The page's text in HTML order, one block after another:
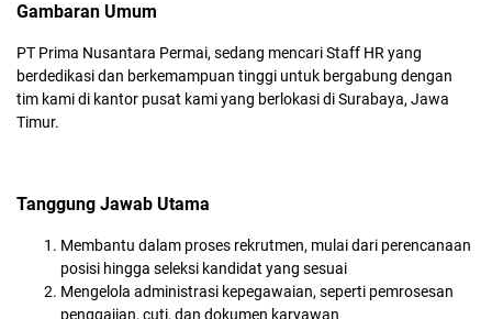
Gambaran Umum
PT Prima Nusantara Permai, sedang mencari Staff HR yang
berdedikasi dan berkemampuan tinggi untuk bergabung dengan
tim kami di kantor pusat kami yang berlokasi di Surabaya, Jawa
Timur.
Tanggung Jawab Utama
Membantu dalam proses rekrutmen, mulai dari perencanaan
posisi hingga seleksi kandidat yang sesuai
Mengelola administrasi kepegawaian, seperti pemrosesan
penggajian, cuti, dan dokumen karyawan